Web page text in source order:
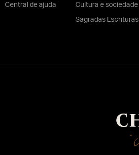
Central de ajuda Cultura e sociedade
Sagradas Escrituras